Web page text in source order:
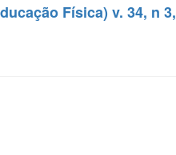
Física) v. 34, n 3,